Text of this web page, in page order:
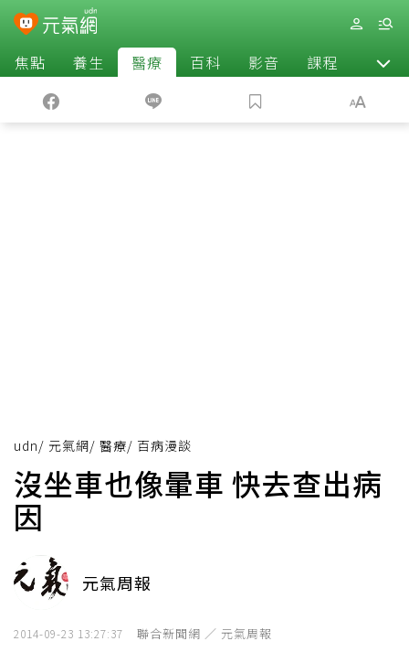
焦點 養生 醫療 百科 影音 課程 退休
udn/ 元氣網/ 醫療/ 百病漫談
沒坐車也像暈車 快去查出病
因
元氣周報
2014-09-23 13:27:37 聯合新聞網 ／ 元氣周報